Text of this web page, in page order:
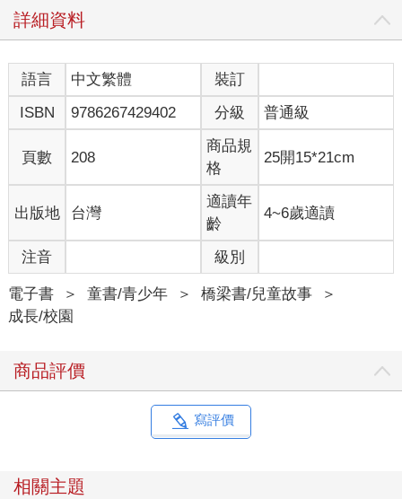
頭寫著「不採用」三個字。
「不，我不認罪！」我抬頭挺胸，果斷的回答。
「我想也是。那麼，陪審員會做出有罪還是無罪的判決呢？『審
判遊戲』開始！」
咚！「教師」敲擊木製法槌，宛如開戰的鑼聲響起。
「進入正題，我們要提出證據。」艾莉娜站起來，高舉印有正義
「久遠永遠綁架了九個人並要求贖金，其中也包括嬰兒。我們要
不是殺人，而是綁架？
「教師」的螢幕畫面分成上下兩半。上半部播放嬰兒用品店的監
視器畫面：一位媽媽正在選購奶粉，身旁停著嬰兒車。我和琵絲
出現，我探頭望向嬰兒車，似乎十分費力的抱起嬰兒。琵絲大聲
「居然綁架嬰兒？太過分了！」
「真不敢相信！」
的瞪大眼睛。
詳細資料
語言 中文繁體
裝訂
ISBN
9786267429402 分級 普通級
頁數 208
商品規
格
25開15*21cm
出版地 台灣
適讀年
齡
4~6歲適讀
注音 級別
電子書 ＞ 童書/青少年 ＞ 橋梁書/兒童故事
＞
成長/校園
商品評價
寫評價
相關主題